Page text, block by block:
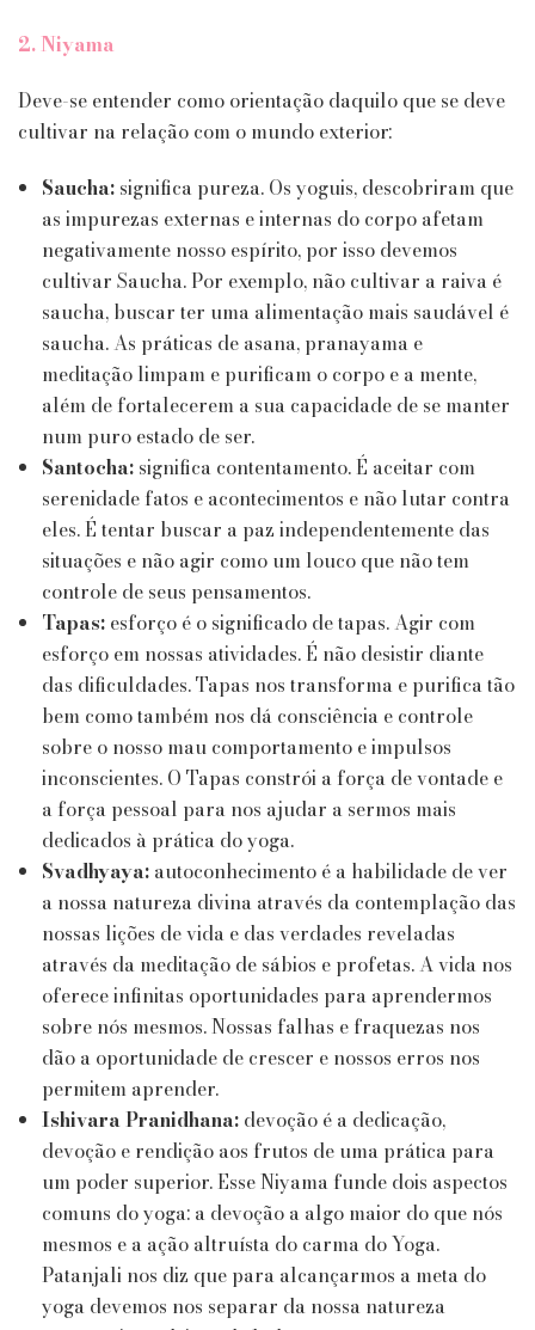
2. Niyama
Deve-se entender como orientação daquilo que se deve
cultivar na relação com o mundo exterior:
Saucha: significa pureza. Os yoguis, descobriram que
as impurezas externas e internas do corpo afetam
negativamente nosso espírito, por isso devemos
cultivar Saucha. Por exemplo, não cultivar a raiva é
saucha, buscar ter uma alimentação mais saudável é
saucha. As práticas de asana, pranayama e
meditação limpam e purificam o corpo e a mente,
além de fortalecerem a sua capacidade de se manter
num puro estado de ser.
Santocha: significa contentamento. É aceitar com
serenidade fatos e acontecimentos e não lutar contra
eles. É tentar buscar a paz independentemente das
situações e não agir como um louco que não tem
controle de seus pensamentos.
Tapas: esforço é o significado de tapas. Agir com
esforço em nossas atividades. É não desistir diante
das dificuldades. Tapas nos transforma e purifica tão
bem como também nos dá consciência e controle
sobre o nosso mau comportamento e impulsos
inconscientes. O Tapas constrói a força de vontade e
a força pessoal para nos ajudar a sermos mais
dedicados à prática do yoga.
Svadhyaya: autoconhecimento é a habilidade de ver
a nossa natureza divina através da contemplação das
nossas lições de vida e das verdades reveladas
através da meditação de sábios e profetas. A vida nos
oferece infinitas oportunidades para aprendermos
sobre nós mesmos. Nossas falhas e fraquezas nos
dão a oportunidade de crescer e nossos erros nos
permitem aprender.
Ishivara Pranidhana: devoção é a dedicação,
devoção e rendição aos frutos de uma prática para
um poder superior. Esse Niyama funde dois aspectos
comuns do yoga: a devoção a algo maior do que nós
mesmos e a ação altruísta do carma do Yoga.
Patanjali nos diz que para alcançarmos a meta do
yoga devemos nos separar da nossa natureza